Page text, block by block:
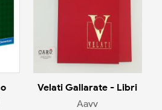
Velati Gallarate - Libri
Aavv